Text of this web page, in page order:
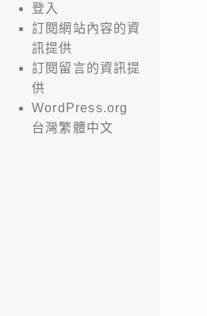
登入
訂閱網站內容的資
訊提供
訂閱留言的資訊提
供
WordPress.org
台灣繁體中文